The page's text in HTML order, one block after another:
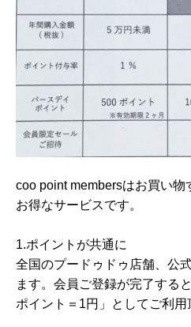
coo point membersはお買い物
お得なサービスです。
1.ポイントが共通に
全国のプードゥドゥ店舗、公
ます。会員ご登録が完了する
ポイント＝1円」としてご利用